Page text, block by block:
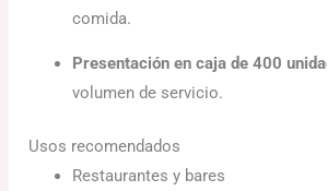
comida.
Presentación en caja de 400
volumen de servicio.
Usos recomendados
Restaurantes y bares